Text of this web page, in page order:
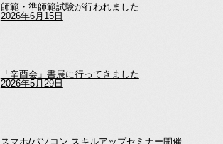
師範・準師範試験が行われました
2026年6月15日
「辛酉会」書展に行ってきました
2026年5月29日
スマホ/パソコン スキルアップセミナー開催